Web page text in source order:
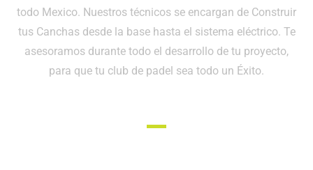
todo Mexico. Nuestros técnicos se encargan de Construir
tus Canchas desde la base hasta el sistema eléctrico. Te
asesoramos durante todo el desarrollo de tu proyecto,
para que tu club de padel sea todo un Éxito.